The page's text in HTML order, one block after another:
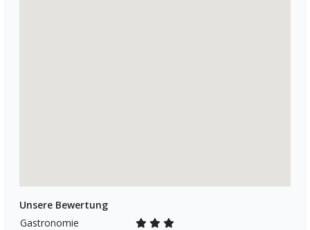
Unsere Bewertung
Gastronomie